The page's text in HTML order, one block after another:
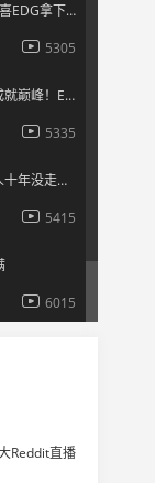
【赛事周报】欢迎来到瓦元年！恭喜EDG拿下首尔冠军赛冠军！
5305
【首尔冠军赛】CN瓦打破历史，成就巅峰！EDG就是最牛的！
5335
【赛事周报】CN瓦一年就走完别人十年没走完的路，未来可期！
5415
6015
Reddit直播